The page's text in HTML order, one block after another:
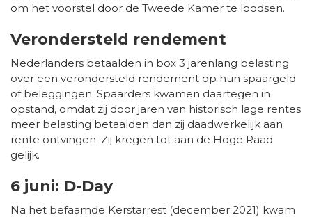
om het voorstel door de Tweede Kamer te loodsen.
Verondersteld rendement
Nederlanders betaalden in box 3 jarenlang belasting
over een verondersteld rendement op hun spaargeld
of beleggingen. Spaarders kwamen daartegen in
opstand, omdat zij door jaren van historisch lage rentes
meer belasting betaalden dan zij daadwerkelijk aan
rente ontvingen. Zij kregen tot aan de Hoge Raad
gelijk.
6 juni: D-Day
Na het befaamde Kerstarrest (december 2021) kwam